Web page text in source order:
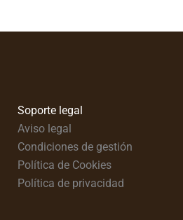
Soporte legal
Aviso legal
Condiciones de gestión
Política de Cookies
Política de privacidad